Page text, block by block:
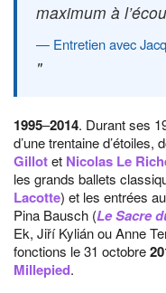
maximum à
Entretien avec
1995–2014. Durant ses
d’une trentaine d’étoiles,
Gillotet Nicolas Le
les grands ballets
Lacotte) et les entrées
Pina Bausch (Le Sacre
Ek, Jiří Kylián ou Anne
fonctions le 31 octobre
Millepied.